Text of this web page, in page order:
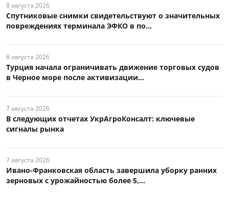
8 августа 2026
Спутниковые снимки свидетельствуют о значительных
повреждениях терминала ЭФКО в по...
8 августа 2026
Турция начала ограничивать движение торговых судов
в Черное море после активизации...
7 августа 2026
В следующих отчетах УкрАгроКонсалт: ключевые
сигналы рынка
7 августа 2026
Ивано-Франковская область завершила уборку ранних
зерновых с урожайностью более 5,...